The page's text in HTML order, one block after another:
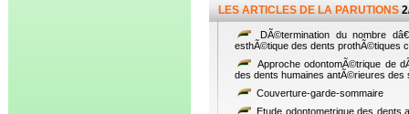
LES ARTICLES DE LA PARUTIONS
DÃ©termination du nombre
esthÃ©tique des dents prothÃ©tiques
Approche odontomÃ©trique de
des dents humaines antÃ©rieures des
Couverture-garde-sommaire
Etude odontometrique des dents